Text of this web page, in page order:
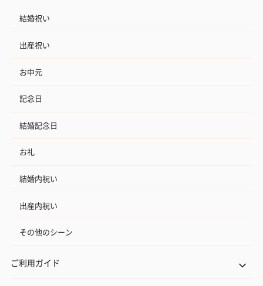
結婚祝い
出産祝い
お中元
記念日
結婚記念日
お礼
結婚内祝い
出産内祝い
その他のシーン
ご利用ガイド